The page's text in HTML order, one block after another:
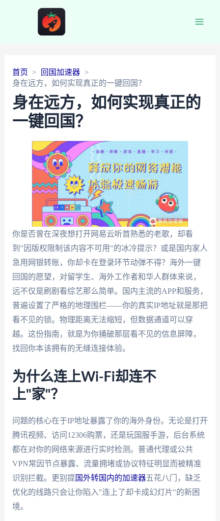
首页
回国加速器
身在远方，如何实现真正的一键回国？
身在远方，如何实现真正的
一键回国？
你是否曾在深夜想打开网易云听首熟悉的老歌，却看
到"因版权限制该内容不可用"的冰冷提示？或是国内家人
急用网银转账，你却卡在登录环节动弹不得？海外一键
回国的愿望，对留学生、海外工作者和华人群体来说，
远不仅是刷剧看综艺那么简单。国内主流的APP和服务，
普遍设置了严格的地理围栏——你的真实IP地址就是那把
看不见的锁。物理距离无法缩短，但数据通道可以穿
越。这份指南，就是为你捅破那层看不见的信息屏障，
找回你本该拥有的无缝连接体验。
为什么连上Wi-Fi却连不
上"家"？
问题的核心在于IP地址暴露了你的海外身份。无论是打开
腾讯视频、访问12306购票，还是玩国服手游，后台系统
都在对你的网络来源进行实时检测。普通代理或公共
VPN常因节点暴露、流量拥堵或协议特征明显而被精准
识别拦截。更别提 国外转国内的加速器五花八门，缺乏
优化的线路只会让你陷入"连上了却卡成幻灯片"的新困
境。